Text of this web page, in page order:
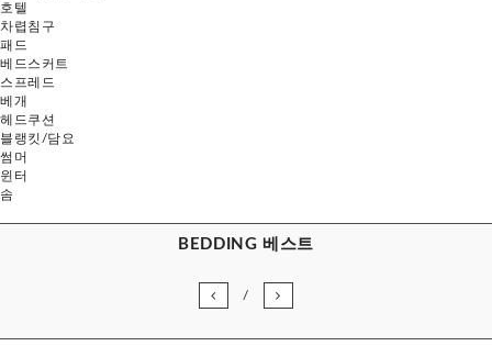
호텔
차렵침구
패드
베드스커트
스프레드
베개
헤드쿠션
블랭킷/담요
썸머
윈터
솜
BEDDING 베스트
/